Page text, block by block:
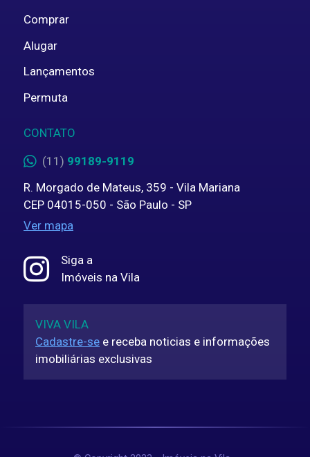
Comprar
Alugar
Lançamentos
Permuta
CONTATO
(11) 99189-9119
R. Morgado de Mateus, 359 - Vila Mariana
CEP 04015-050 - São Paulo - SP
Ver mapa
Siga a
Imóveis na Vila
VIVA VILA
Cadastre-se e receba noticias e informações
imobiliárias exclusivas